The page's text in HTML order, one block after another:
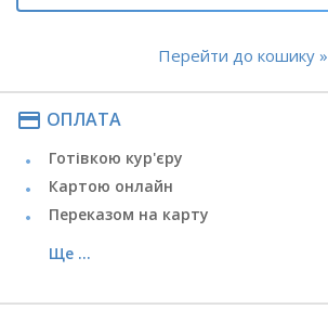
Перейти до кошику »
payment ОПЛАТА
Готівкою кур'єру
Картою онлайн
Переказом на карту
Ще ...